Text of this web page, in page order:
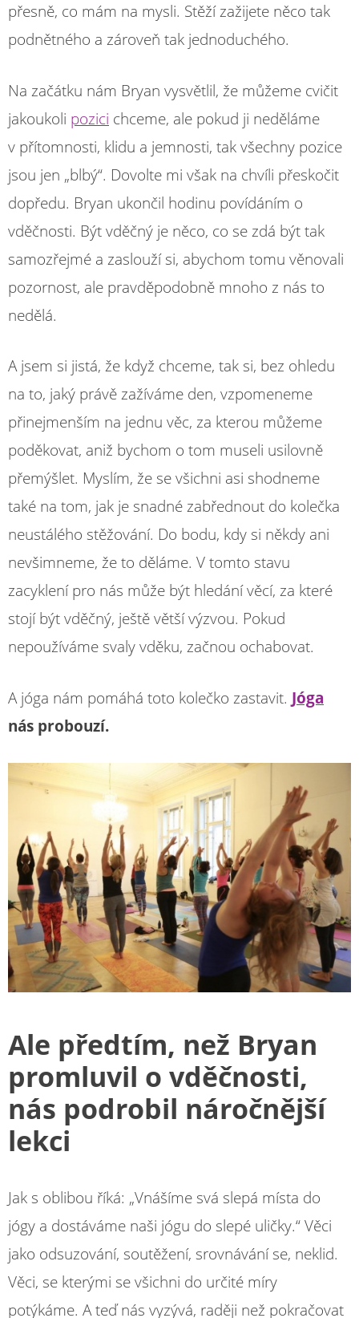
přesně, co mám na mysli. Stěží zažijete něco tak
podnětného a zároveň tak jednoduchého.
Na začátku nám Bryan vysvětlil, že můžeme cvičit
jakoukoli pozici chceme, ale pokud ji neděláme
v přítomnosti, klidu a jemnosti, tak všechny pozice
jsou jen „blbý“. Dovolte mi však na chvíli přeskočit
dopředu. Bryan ukončil hodinu povídáním o
vděčnosti. Být vděčný je něco, co se zdá být tak
samozřejmé a zaslouží si, abychom tomu věnovali
pozornost, ale pravděpodobně mnoho z nás to
nedělá.
A jsem si jistá, že když chceme, tak si, bez ohledu
na to, jaký právě zažíváme den, vzpomeneme
přinejmenším na jednu věc, za kterou můžeme
poděkovat, aniž bychom o tom museli usilovně
přemýšlet. Myslím, že se všichni asi shodneme
také na tom, jak je snadné zabřednout do kolečka
neustálého stěžování. Do bodu, kdy si někdy ani
nevšimneme, že to děláme. V tomto stavu
zacyklení pro nás může být hledání věcí, za které
stojí být vděčný, ještě větší výzvou. Pokud
nepoužíváme svaly vděku, začnou ochabovat.
A jóga nám pomáhá toto kolečko zastavit. Jóga
nás probouzí.
Ale předtím, než Bryan
promluvil o vděčnosti,
nás podrobil náročnější
lekci
Jak s oblibou říká: „Vnášíme svá slepá místa do
jógy a dostáváme naši jógu do slepé uličky.“ Věci
jako odsuzování, soutěžení, srovnávání se, neklid.
Věci, se kterými se všichni do určité míry
potýkáme. A teď nás vyzývá, raději než pokračovat